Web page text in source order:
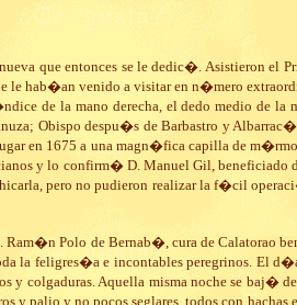
que entonces se le dedic�. Asistieron el
le hab�an venido a visitar en n�mero
de la mano derecha, el dedo medio de la
Obispo despu�s de Barbastro y
en 1675 a una magn�fica capilla de
y lo confirm� D. Manuel Gil, beneficiado
pero no pudieron realizar la f�cil
Polo de Bernab�, cura de Calatorao
la feligres�a e incontables peregrinos. El
y colgaduras. Aquella misma noche se baj�
y palio y no pocos seglares, todos con hachas